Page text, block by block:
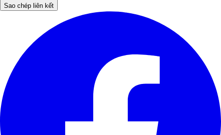
Sao chép liên kết